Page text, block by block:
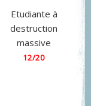
Etudiante à
destruction
massive
12/20